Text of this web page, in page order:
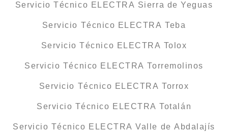
Servicio Técnico ELECTRA Sierra de Yeguas
Servicio Técnico ELECTRA Teba
Servicio Técnico ELECTRA Tolox
Servicio Técnico ELECTRA Torremolinos
Servicio Técnico ELECTRA Torrox
Servicio Técnico ELECTRA Totalán
Servicio Técnico ELECTRA Valle de Abdalajís